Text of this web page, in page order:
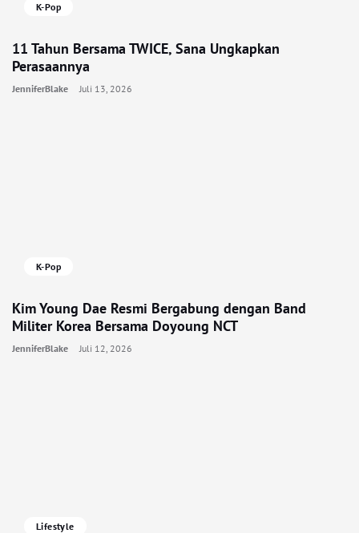
K-Pop
11 Tahun Bersama TWICE, Sana Ungkapkan
Perasaannya
JenniferBlake Juli 13, 2026
K-Pop
Kim Young Dae Resmi Bergabung dengan Band
Militer Korea Bersama Doyoung NCT
JenniferBlake Juli 12, 2026
Lifestyle